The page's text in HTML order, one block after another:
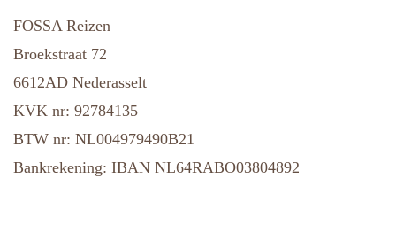
FOSSA Reizen
Broekstraat 72
6612AD Nederasselt
KVK nr: 92784135
BTW nr: NL004979490B21
Bankrekening: IBAN NL64RABO03804892